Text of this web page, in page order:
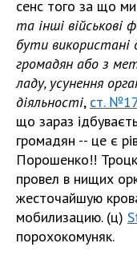
сенс того за що
та інші військові
бути використані
громадян або з
ладу, усунення
діяльності, ст. №17
що зараз
громадян -- це є
Порошенко!!
провел в нищих
жесточайшую
мобилизацию. (ц)
порохокомуняк.